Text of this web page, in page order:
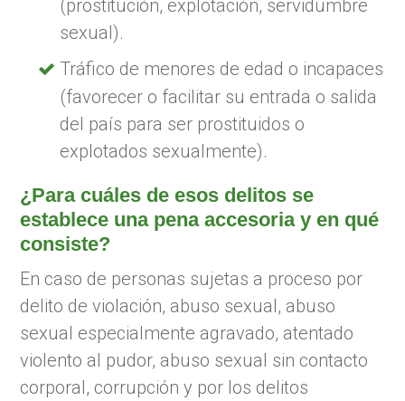
(prostitución, explotación, servidumbre
sexual).
Tráfico de menores de edad o incapaces
(favorecer o facilitar su entrada o salida
del país para ser prostituidos o
explotados sexualmente).
¿Para cuáles de esos delitos se
establece una pena accesoria y en qué
consiste?
En caso de personas sujetas a proceso por
delito de violación, abuso sexual, abuso
sexual especialmente agravado, atentado
violento al pudor, abuso sexual sin contacto
corporal, corrupción y por los delitos